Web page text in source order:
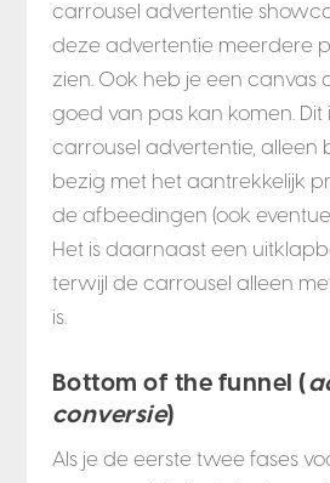
carrousel advertentie
deze advertentie meerdere
zien. Ook heb je een canvas
goed van pas kan komen. Dit
carrousel advertentie, alleen
bezig met het aantrekkelijk
de afbeedingen (ook
Het is daarnaast een
terwijl de carrousel alleen
is.
Bottom of the funnel (
conversie)
Als je de eerste twee fases